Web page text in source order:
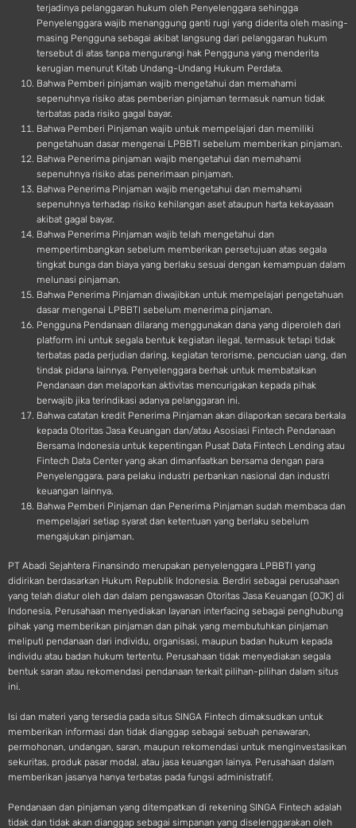
terjadinya pelanggaran hukum oleh Penyelenggara sehingga
Penyelenggara wajib menanggung ganti rugi yang diderita oleh masing-
masing Pengguna sebagai akibat langsung dari pelanggaran hukum
tersebut di atas tanpa mengurangi hak Pengguna yang menderita
kerugian menurut Kitab Undang-Undang Hukum Perdata.
Bahwa Pemberi pinjaman wajib mengetahui dan memahami
sepenuhnya risiko atas pemberian pinjaman termasuk namun tidak
terbatas pada risiko gagal bayar.
Bahwa Pemberi Pinjaman wajib untuk mempelajari dan memiliki
pengetahuan dasar mengenai LPBBTI sebelum memberikan pinjaman.
Bahwa Penerima pinjaman wajib mengetahui dan memahami
sepenuhnya risiko atas penerimaan pinjaman.
Bahwa Penerima Pinjaman wajib mengetahui dan memahami
sepenuhnya terhadap risiko kehilangan aset ataupun harta kekayaaan
akibat gagal bayar.
Bahwa Penerima Pinjaman wajib telah mengetahui dan
mempertimbangkan sebelum memberikan persetujuan atas segala
tingkat bunga dan biaya yang berlaku sesuai dengan kemampuan dalam
melunasi pinjaman.
Bahwa Penerima Pinjaman diwajibkan untuk mempelajari pengetahuan
dasar mengenai LPBBTI sebelum menerima pinjaman.
Pengguna Pendanaan dilarang menggunakan dana yang diperoleh dari
platform ini untuk segala bentuk kegiatan ilegal, termasuk tetapi tidak
terbatas pada perjudian daring, kegiatan terorisme, pencucian uang, dan
tindak pidana lainnya. Penyelenggara berhak untuk membatalkan
Pendanaan dan melaporkan aktivitas mencurigakan kepada pihak
berwajib jika terindikasi adanya pelanggaran ini.
Bahwa catatan kredit Penerima Pinjaman akan dilaporkan secara berkala
kepada Otoritas Jasa Keuangan dan/atau Asosiasi Fintech Pendanaan
Bersama Indonesia untuk kepentingan Pusat Data Fintech Lending atau
Fintech Data Center yang akan dimanfaatkan bersama dengan para
Penyelenggara, para pelaku industri perbankan nasional dan industri
keuangan lainnya.
Bahwa Pemberi Pinjaman dan Penerima Pinjaman sudah membaca dan
mempelajari setiap syarat dan ketentuan yang berlaku sebelum
mengajukan pinjaman.
PT Abadi Sejahtera Finansindo merupakan penyelenggara LPBBTI yang
didirikan berdasarkan Hukum Republik Indonesia. Berdiri sebagai perusahaan
yang telah diatur oleh dan dalam pengawasan Otoritas Jasa Keuangan (OJK) di
Indonesia, Perusahaan menyediakan layanan interfacing sebagai penghubung
pihak yang memberikan pinjaman dan pihak yang membutuhkan pinjaman
meliputi pendanaan dari individu, organisasi, maupun badan hukum kepada
individu atau badan hukum tertentu. Perusahaan tidak menyediakan segala
bentuk saran atau rekomendasi pendanaan terkait pilihan-pilihan dalam situs
ini.
Isi dan materi yang tersedia pada situs SINGA Fintech dimaksudkan untuk
memberikan informasi dan tidak dianggap sebagai sebuah penawaran,
permohonan, undangan, saran, maupun rekomendasi untuk menginvestasikan
sekuritas, produk pasar modal, atau jasa keuangan lainya. Perusahaan dalam
memberikan jasanya hanya terbatas pada fungsi administratif.
Pendanaan dan pinjaman yang ditempatkan di rekening SINGA Fintech adalah
tidak dan tidak akan dianggap sebagai simpanan yang diselenggarakan oleh